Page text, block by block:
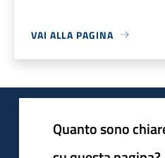
VAI ALLA PAGINA
Quanto sono